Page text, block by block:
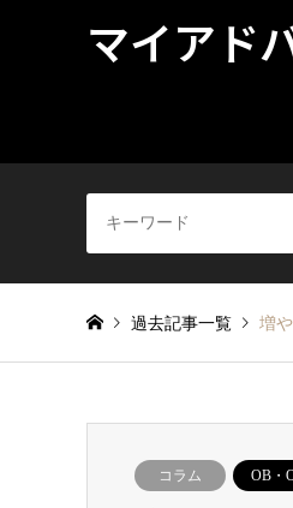
マイアド
過去記事一覧 増
コラム OB・